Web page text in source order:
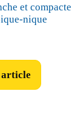
et compacte
nique
article